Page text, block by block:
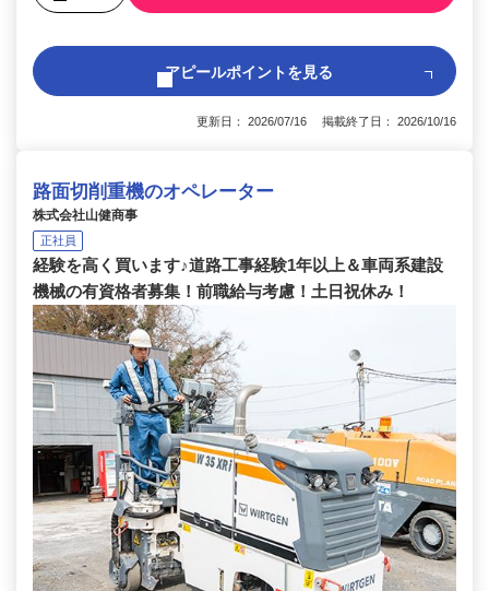
アピールポイントを見る
更新日： 2026/07/16 掲載終了日： 2026/10/16
路面切削重機のオペレーター
株式会社山健商事
正社員
経験を高く買います♪道路工事経験1年以上＆車両系建設
機械の有資格者募集！前職給与考慮！土日祝休み！